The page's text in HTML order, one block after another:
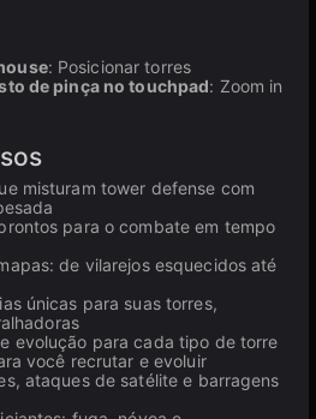
: Posicionar torres
de pinça no touchpad: Zoom in
misturam tower defense com
para o combate em tempo
de vilarejos esquecidos até
únicas para suas torres,
evolução para cada tipo de torre
você recrutar e evoluir
ataques de satélite e barragens